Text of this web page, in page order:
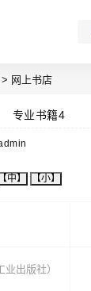
> 网上书店
专业书籍4
【中】 【小】
出版社）